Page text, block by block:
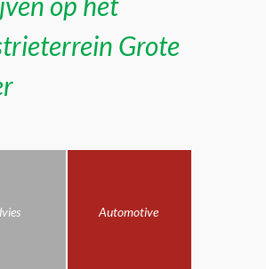
Grote
Automotive